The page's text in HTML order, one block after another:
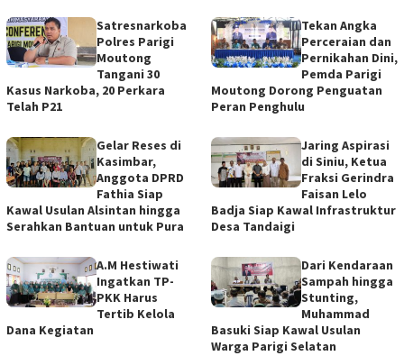
Satresnarkoba
Polres Parigi
Moutong
Tangani 30
Kasus Narkoba, 20 Perkara
Telah P21
Tekan Angka
Perceraian dan
Pernikahan Dini,
Pemda Parigi
Moutong Dorong Penguatan
Peran Penghulu
Gelar Reses di
Kasimbar,
Anggota DPRD
Fathia Siap
Kawal Usulan Alsintan hingga
Serahkan Bantuan untuk Pura
Jaring Aspirasi
di Siniu, Ketua
Fraksi Gerindra
Faisan Lelo
Badja Siap Kawal Infrastruktur
Desa Tandaigi
A.M Hestiwati
Ingatkan TP-
PKK Harus
Tertib Kelola
Dana Kegiatan
Dari Kendaraan
Sampah hingga
Stunting,
Muhammad
Basuki Siap Kawal Usulan
Warga Parigi Selatan